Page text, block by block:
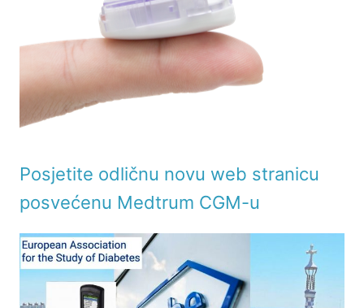
Posjetite odličnu novu web stranicu
posvećenu Medtrum CGM-u